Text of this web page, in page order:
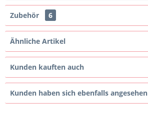
Zubehör 6
Ähnliche Artikel
Kunden kauften auch
Kunden haben sich ebenfalls angesehen